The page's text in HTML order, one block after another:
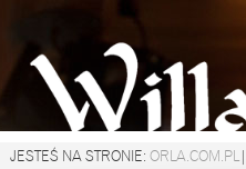
JESTEŚ NA STRONIE: ORLA.COM.PL|